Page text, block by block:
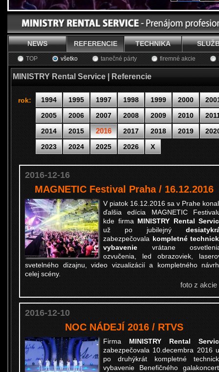
NEWS REFERENCIE TECHNIKA
TOP všetko tanečné párty firemné akcie
MINISTRY Rental Service | Referencie
rok: 1994 1995 1997 1998 1999 2000
2005
2006 2007 2008 2009 2010
2014
2015 2016 2017 2018 2019
2023
2024 2025 2026 X
2016-12-16
MAGNETIC Festival Praha / 16.12.2016
V piatok 16.12.2016 sa v Prahe
ďalšia edícia MAGNETIC
kde firmaMINISTRY Rental
už po jubilejný
zabezpečovalakompletné
vybavenievrátane
ozvučenia, led obrazoviek,
svetelného dizajnu, video vizualizácií a kompletného
celej scény.
foto z akcie
2016-12-10
NOC NÁDEJÍ 2016 / RTVS
FirmaMINISTRY Rental
zabezpečovala 10.decembra 2016
po druhýkrát kompletné
vybavenie Benefičného